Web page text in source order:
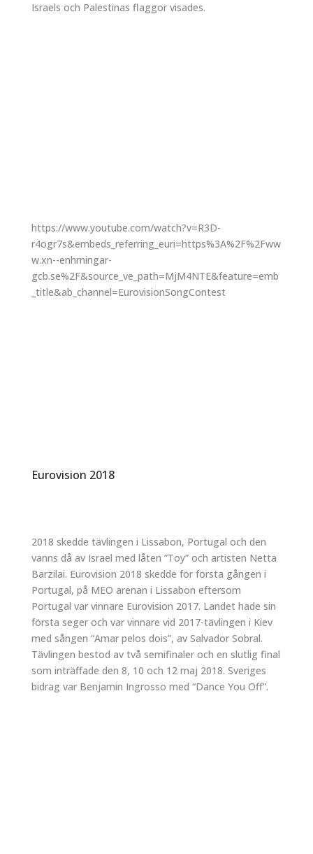
Israels och Palestinas flaggor visades.
https://www.youtube.com/watch?v=R3D-
r4ogr7s&embeds_referring_euri=https%3A%2F%2Fww
w.xn--enhrningar-
gcb.se%2F&source_ve_path=MjM4NTE&feature=emb
_title&ab_channel=EurovisionSongContest
Eurovision 2018
2018 skedde tävlingen i Lissabon, Portugal och den
vanns då av Israel med låten ”Toy” och artisten Netta
Barzilai. Eurovision 2018 skedde för första gången i
Portugal, på MEO arenan i Lissabon eftersom
Portugal var vinnare Eurovision 2017. Landet hade sin
första seger och var vinnare vid 2017-tävlingen i Kiev
med sången “Amar pelos dois”, av Salvador Sobral.
Tävlingen bestod av två semifinaler och en slutlig final
som inträffade den 8, 10 och 12 maj 2018. Sveriges
bidrag var Benjamin Ingrosso med “Dance You Off”.